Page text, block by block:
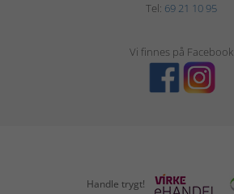
Tel: 69 21 10 95
Vi finnes på Facebook
Handle trygt!